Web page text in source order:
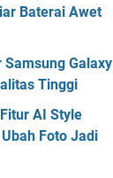
Baterai Awet
Samsung Galaxy
Tinggi
AI Style
Foto Jadi